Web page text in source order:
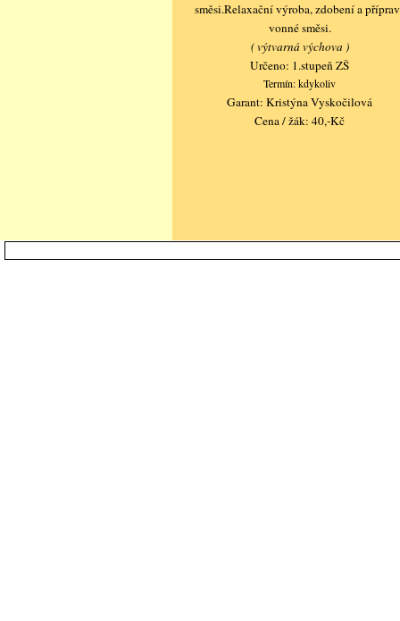
směsi.Relaxační výroba, zdobení a
vonné směsi.
( výtvarná výchova )
Určeno: 1.stupeň ZŠ
Termín: kdykoliv
Garant: Kristýna Vyskočilová
Cena / žák: 40,-Kč